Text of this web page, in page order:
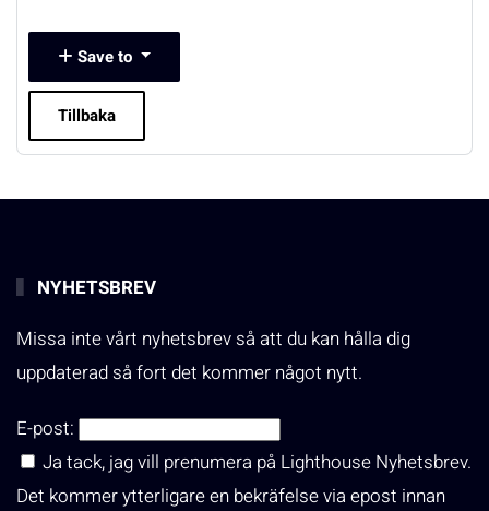
Save to
Tillbaka
NYHETSBREV
Missa inte vårt nyhetsbrev så att du kan hålla dig
uppdaterad så fort det kommer något nytt.
E-post:
Ja tack, jag vill prenumera på Lighthouse Nyhetsbrev.
Det kommer ytterligare en bekräfelse via epost innan